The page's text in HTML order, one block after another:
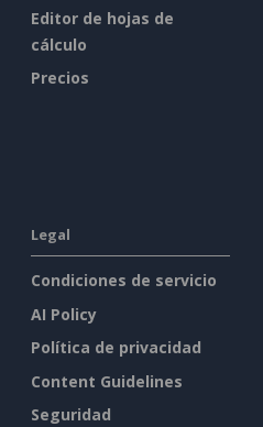
Editor de hojas de
cálculo
Precios
Legal
Condiciones de servicio
AI Policy
Política de privacidad
Content Guidelines
Seguridad